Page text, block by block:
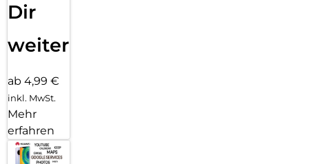
Dir
weiter
ab 4,99 €
inkl. MwSt.
Mehr
erfahren